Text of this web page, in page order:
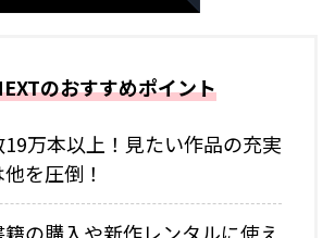
のおすすめポイント
19万本以上！見たい作品の充実
を圧倒！